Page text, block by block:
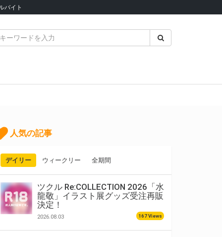
バイト
人気の記事
デイリー ウィークリー 全期間
ツクル Re:COLLECTION 2026「水
龍敬」イラスト展グッズ受注再販
決定！
2026.08.03 167 Views